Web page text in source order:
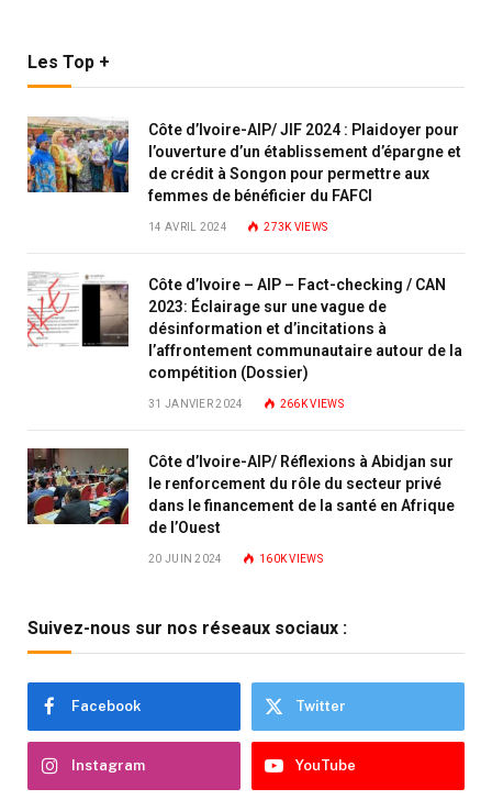
Les Top +
Côte d’Ivoire-AIP/ JIF 2024 : Plaidoyer pour
l’ouverture d’un établissement d’épargne et
de crédit à Songon pour permettre aux
femmes de bénéficier du FAFCI
14 AVRIL 2024 273K VIEWS
Côte d’Ivoire – AIP – Fact-checking / CAN
2023: Éclairage sur une vague de
désinformation et d’incitations à
l’affrontement communautaire autour de la
compétition (Dossier)
31 JANVIER 2024 266KVIEWS
Côte d’Ivoire-AIP/ Réflexions à Abidjan sur
le renforcement du rôle du secteur privé
dans le financement de la santé en Afrique
de l’Ouest
20 JUIN 2024 160KVIEWS
Suivez-nous sur nos réseaux sociaux :
Facebook Twitter
Instagram YouTube